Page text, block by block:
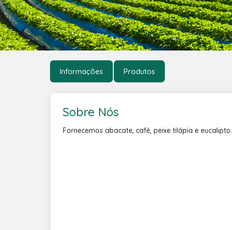
Informações Produtos
Sobre Nós
Fornecemos abacate, café, peixe tilápia e eucalipto.